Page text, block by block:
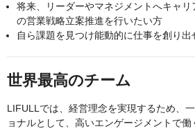
将来、リーダーやマネジメントへキャ
の営業戦略立案推進を行いたい方
自ら課題を見つけ能動的に仕事を創り出
世界最高のチーム
LIFULLでは、経営理念を実現するため、
ョナルとして、高いエンゲージメントで働